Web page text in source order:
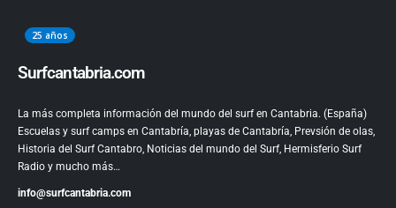
25 años
Surfcantabria.com
La más completa información del mundo del surf en Cantabria. (España)
Escuelas y surf camps en Cantabría, playas de Cantabría, Prevsión de olas,
Historia del Surf Cantabro, Noticias del mundo del Surf, Hermisferio Surf
Radio y mucho más…
info@surfcantabria.com